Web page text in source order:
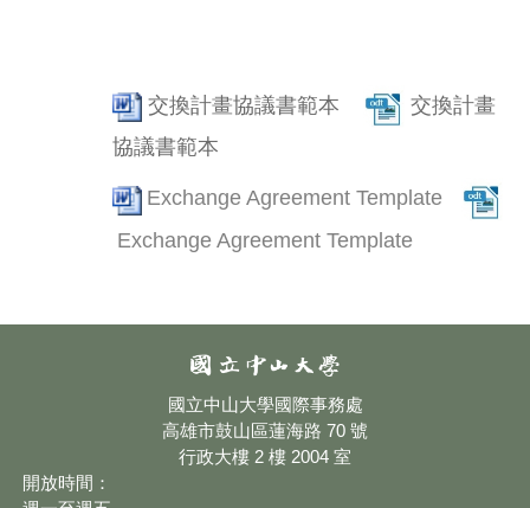
交換計畫協議書範本
交換計畫
協議書範本
Exchange Agreement Template
Exchange Agreement Template
國立中山大學國際事務處
高雄市鼓山區蓮海路 70 號
行政大樓 2 樓 2004 室
開放時間：